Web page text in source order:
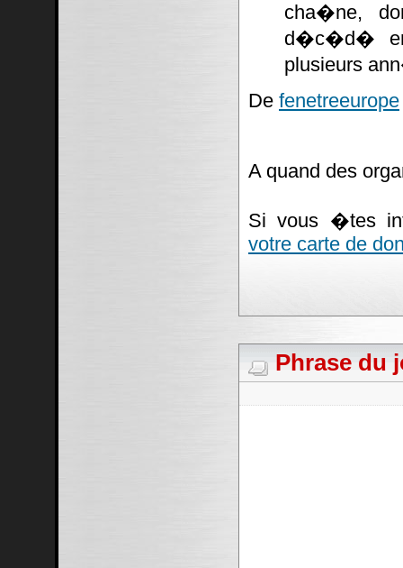
cha�ne,
d�c�d� en
plusieurs
De fenetreeurope
A quand des
Si vous �tes
votre carte de
Phrase du